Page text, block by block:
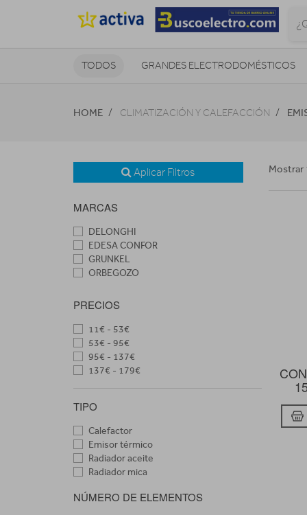
TODOS GRANDES ELECTRODOMÉSTICOS
HOME CLIMATIZACIÓN Y CALEFACCIÓN
Aplicar Filtros
MARCAS
DELONGHI
EDESA CONFOR
GRUNKEL
ORBEGOZO
PRECIOS
11€ - 53€
53€ - 95€
95€ - 137€
137€ - 179€
TIPO
Calefactor
Emisor térmico
Radiador aceite
Radiador mica
NÚMERO DE ELEMENTOS
Mostrar